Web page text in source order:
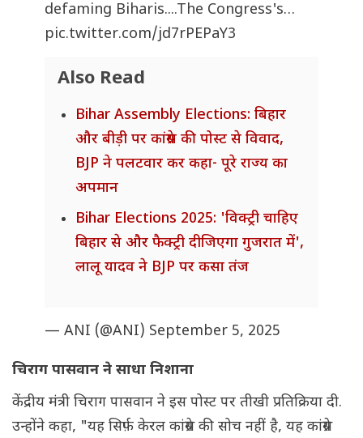
defaming Biharis....The Congress's…
pic.twitter.com/jd7rPEPaY3
Also Read
Bihar Assembly Elections: बिहार
और बीड़ी पर कांग्रेस की पोस्ट से विवाद,
BJP ने पलटवार कर कहा- पूरे राज्य का
अपमान
Bihar Elections 2025: 'विक्ट्री चाहिए
बिहार से और फैक्ट्री दीजिएगा गुजरात में',
लालू यादव ने BJP पर कसा तंज
— ANI (@ANI) September 5, 2025
चिराग पासवान ने साधा निशाना
केंद्रीय मंत्री चिराग पासवान ने इस पोस्ट पर तीखी प्रतिक्रिया दी.
उन्होंने कहा, "यह सिर्फ़ केरल कांग्रेस की सोच नहीं है, यह कांग्रेस